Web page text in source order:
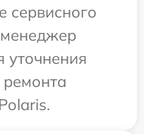
сервисного
уточнения